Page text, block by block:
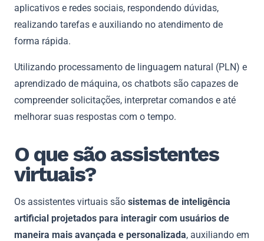
aplicativos e redes sociais, respondendo dúvidas,
realizando tarefas e auxiliando no atendimento de
forma rápida.
Utilizando processamento de linguagem natural (PLN) e
aprendizado de máquina, os chatbots são capazes de
compreender solicitações, interpretar comandos e até
melhorar suas respostas com o tempo.
O que são assistentes
virtuais?
Os assistentes virtuais são sistemas de inteligência
artificial projetados para interagir com usuários de
maneira mais avançada e personalizada, auxiliando em